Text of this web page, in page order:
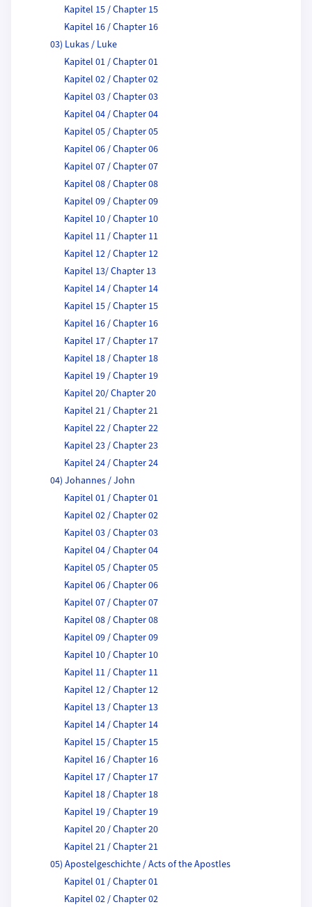
Kapitel 15 / Chapter 15
Kapitel 16 / Chapter 16
03) Lukas / Luke
Kapitel 01 / Chapter 01
Kapitel 02 / Chapter 02
Kapitel 03 / Chapter 03
Kapitel 04 / Chapter 04
Kapitel 05 / Chapter 05
Kapitel 06 / Chapter 06
Kapitel 07 / Chapter 07
Kapitel 08 / Chapter 08
Kapitel 09 / Chapter 09
Kapitel 10 / Chapter 10
Kapitel 11 / Chapter 11
Kapitel 12 / Chapter 12
Kapitel 13/ Chapter 13
Kapitel 14 / Chapter 14
Kapitel 15 / Chapter 15
Kapitel 16 / Chapter 16
Kapitel 17 / Chapter 17
Kapitel 18 / Chapter 18
Kapitel 19 / Chapter 19
Kapitel 20/ Chapter 20
Kapitel 21 / Chapter 21
Kapitel 22 / Chapter 22
Kapitel 23 / Chapter 23
Kapitel 24 / Chapter 24
04) Johannes / John
Kapitel 01 / Chapter 01
Kapitel 02 / Chapter 02
Kapitel 03 / Chapter 03
Kapitel 04 / Chapter 04
Kapitel 05 / Chapter 05
Kapitel 06 / Chapter 06
Kapitel 07 / Chapter 07
Kapitel 08 / Chapter 08
Kapitel 09 / Chapter 09
Kapitel 10 / Chapter 10
Kapitel 11 / Chapter 11
Kapitel 12 / Chapter 12
Kapitel 13 / Chapter 13
Kapitel 14 / Chapter 14
Kapitel 15 / Chapter 15
Kapitel 16 / Chapter 16
Kapitel 17 / Chapter 17
Kapitel 18 / Chapter 18
Kapitel 19 / Chapter 19
Kapitel 20 / Chapter 20
Kapitel 21 / Chapter 21
05) Apostelgeschichte / Acts of the Apostles
Kapitel 01 / Chapter 01
Kapitel 02 / Chapter 02